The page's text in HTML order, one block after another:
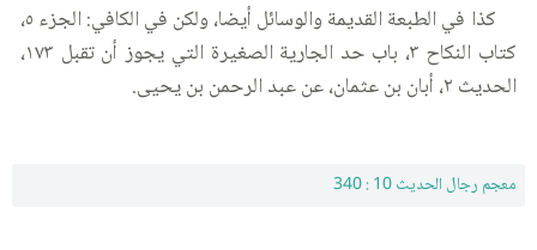
كذا في الطبعة القديمة والوسائل أيضا، ولكن في الكافي: الجزء ٥،
كتاب النكاح ٣، باب حد الجارية الصغيرة التي يجوز أن تقبل ١٧٣،
الحديث ٢، أبان بن عثمان، عن عبد الرحمن بن يحيى.
معجم رجال الحديث 10 : 340